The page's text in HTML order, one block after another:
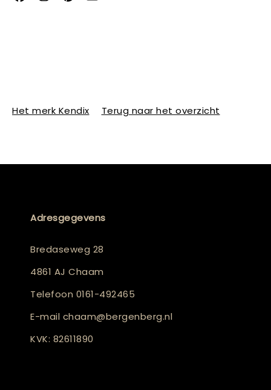
Het merk Kendix Terug naar het overzicht
Adresgegevens
Bredaseweg 28
4861 AJ Chaam
Telefoon 0161-492465
E-mail chaam@bergenberg.nl
KVK: 82611890